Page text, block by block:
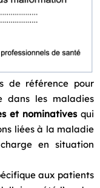
de référence pour
dans les maladies
et nominativesqui
liées à la maladie
en situation
aux patients